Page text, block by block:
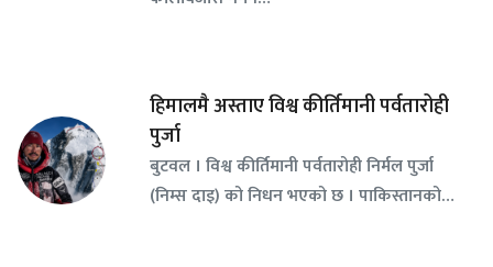
हिमालमै अस्ताए विश्व कीर्तिमानी पर्वतारोही
पुर्जा
बुटवल । विश्व कीर्तिमानी पर्वतारोही निर्मल पुर्जा
(निम्स दाइ) को निधन भएको छ । पाकिस्तानको…